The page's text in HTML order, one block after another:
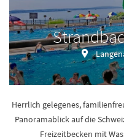
Herrlich gelegenes,
Panoramablick auf die
Freizeitbecken mit